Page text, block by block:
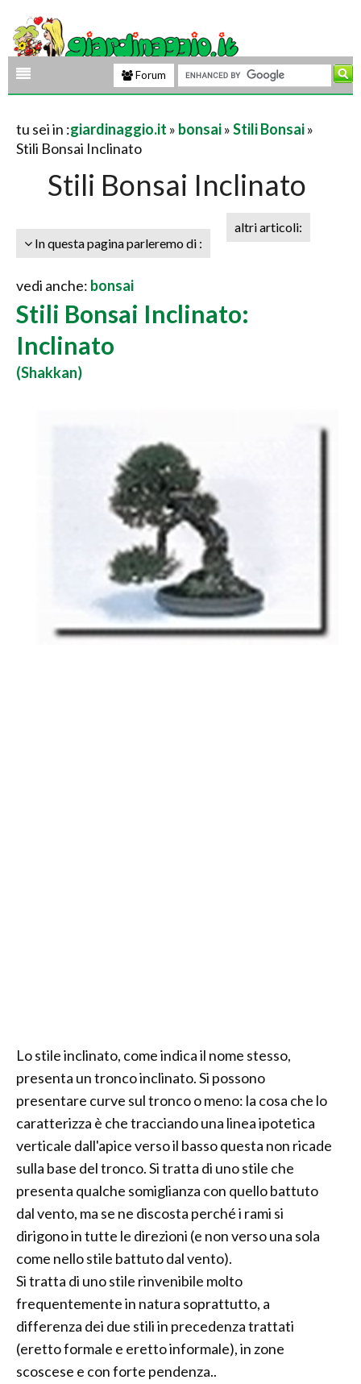
Forum
tu sei in :giardinaggio.it » bonsai»Stili Bonsai»
Stili Bonsai Inclinato
Stili Bonsai Inclinato
In questa pagina parleremo di :
altri articoli:
vedi anche: bonsai
Stili Bonsai Inclinato:
Inclinato
(Shakkan)
Lo stile inclinato, come indica il nome stesso,
presenta un tronco inclinato. Si possono
presentare curve sul tronco o meno: la cosa che lo
caratterizza è che tracciando una linea ipotetica
verticale dall'apice verso il basso questa non ricade
sulla base del tronco. Si tratta di uno stile che
presenta qualche somiglianza con quello battuto
dal vento, ma se ne discosta perché i rami si
dirigono in tutte le direzioni (e non verso una sola
come nello stile battuto dal vento).
Si tratta di uno stile rinvenibile molto
frequentemente in natura soprattutto, a
differenza dei due stili in precedenza trattati
(eretto formale e eretto informale), in zone
scoscese e con forte pendenza..